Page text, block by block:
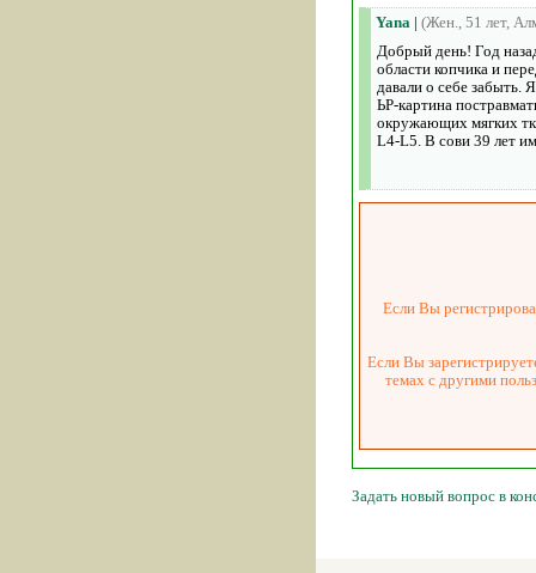
Yana | (Жен., 51 лет,
Добрый день! Год
области копчика и
давали о себе забыть.
ЬР-картина
окружающих мягких
L4-L5. В сови 39 лет
Если Вы
Если Вы
темах с другими
Задать новый вопрос в